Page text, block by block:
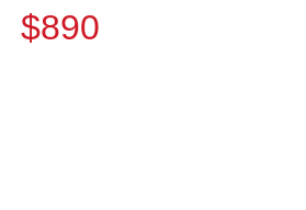
支援 MagSafe
$890